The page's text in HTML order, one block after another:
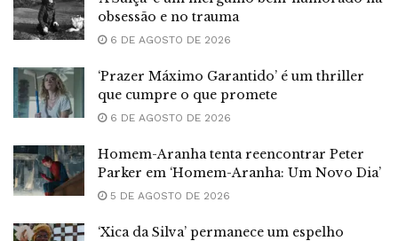
obsessão e no trauma
6 DE AGOSTO DE 2026
‘Prazer Máximo Garantido’ é um thriller
que cumpre o que promete
6 DE AGOSTO DE 2026
Homem-Aranha tenta reencontrar Peter
Parker em ‘Homem-Aranha: Um Novo Dia’
5 DE AGOSTO DE 2026
‘Xica da Silva’ permanece um espelho